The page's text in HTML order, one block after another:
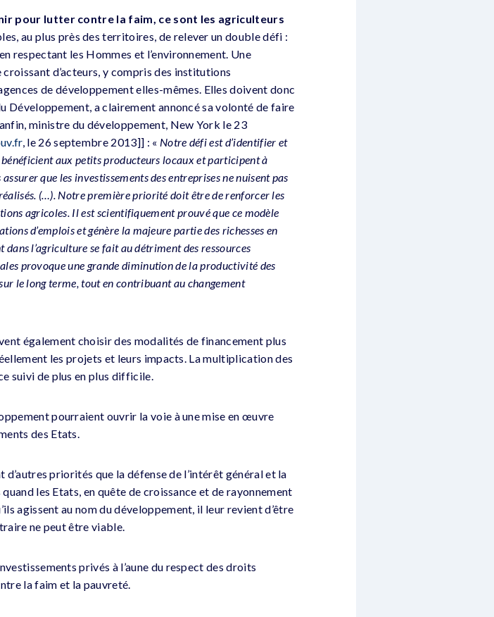
pour lutter contre la faim, ce sont les agriculteurs
au plus près des territoires, de relever un double défi :
respectant les Hommes et l’environnement. Une
d’acteurs, y compris des institutions
de développement elles-mêmes. Elles doivent donc
Développement, a clairement annoncé sa volonté de faire
ministre du développement, New York le 23
, le 26 septembre 2013]] : « Notre défi est d’identifier et
aux petits producteurs locaux et participent à
que les investissements des entreprises ne nuisent pas
(…). Notre première priorité doit être de renforcer les
agricoles. Il est scientifiquement prouvé que ce modèle
d’emplois et génère la majeure partie des richesses en
l’agriculture se fait au détriment des ressources
provoque une grande diminution de la productivité des
le long terme, tout en contribuant au changement
également choisir des modalités de financement plus
les projets et leurs impacts. La multiplication des
suivi de plus en plus difficile.
pourraient ouvrir la voie à une mise en œuvre
des Etats.
priorités que la défense de l’intérêt général et la
les Etats, en quête de croissance et de rayonnement
agissent au nom du développement, il leur revient d’être
ne peut être viable.
privés à l’aune du respect des droits
la faim et la pauvreté.